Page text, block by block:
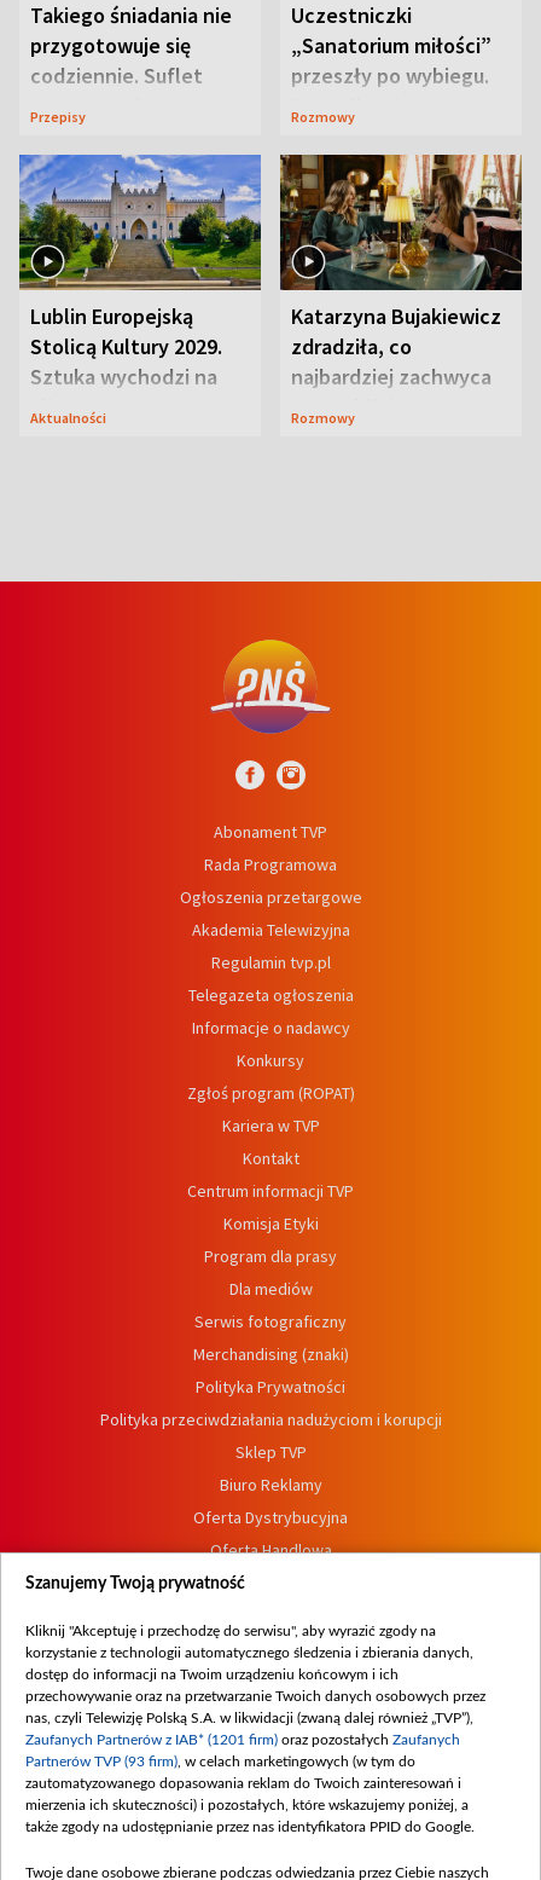
Takiego śniadania nie
przygotowuje się
codziennie. Suflet
serowy zachwyca
Przepisy
Uczestniczki
„Sanatorium miłości”
przeszły po wybiegu.
Te stylizacje
Rozmowy
Lublin Europejską
Stolicą Kultury 2029.
Sztuka wychodzi na
ulice
Aktualności
Katarzyna Bujakiewicz
zdradziła, co
najbardziej zachwyca
ją w Lublinie
Rozmowy
Abonament TVP
Rada Programowa
Ogłoszenia przetargowe
Akademia Telewizyjna
Regulamin tvp.pl
Telegazeta ogłoszenia
Informacje o nadawcy
Konkursy
Zgłoś program (ROPAT)
Kariera w TVP
Kontakt
Centrum informacji TVP
Komisja Etyki
Program dla prasy
Dla mediów
Serwis fotograficzny
Merchandising (znaki)
Polityka Prywatności
Polityka przeciwdziałania nadużyciom i korupcji
Sklep TVP
Biuro Reklamy
Oferta Dystrybucyjna
Oferta Handlowa
Dostępność
Procedura zgłoszeń wewnętrznych
Szanujemy Twoją prywatność
Kliknij "Akceptuję i przechodzę do serwisu", aby wyrazić zgody na
korzystanie z technologii automatycznego śledzenia i zbierania danych,
dostęp do informacji na Twoim urządzeniu końcowym i ich
przechowywanie oraz na przetwarzanie Twoich danych osobowych przez
nas, czyli Telewizję Polską S.A. w likwidacji (zwaną dalej również „TVP”),
Zaufanych Partnerów z IAB* (1201 firm) oraz pozostałych Zaufanych
Partnerów TVP (93 firm) , w celach marketingowych (w tym do
zautomatyzowanego dopasowania reklam do Twoich zainteresowań i
mierzenia ich skuteczności) i pozostałych, które wskazujemy poniżej, a
także zgody na udostępnianie przez nas identyfikatora PPID do Google.
Twoje dane osobowe zbierane podczas odwiedzania przez Ciebie naszych